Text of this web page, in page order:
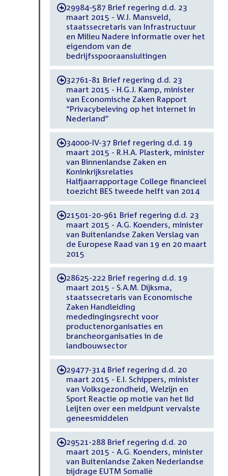
-29984-587 Brief regering d.d. 23
maart 2015 - W.J. Mansveld,
staatssecretaris van Infrastructuur
en Milieu Nadere informatie over het
eigendom van de
bedrijfsspooraansluitingen
-32761-81 Brief regering d.d. 23
maart 2015 - H.G.J. Kamp, minister
van Economische Zaken Rapport
“Privacybeleving op het internet in
Nederland”
-34000-IV-37 Brief regering d.d. 19
maart 2015 - R.H.A. Plasterk, minister
van Binnenlandse Zaken en
Koninkrijksrelaties
Halfjaarrapportage College financieel
toezicht BES tweede helft van 2014
-21501-20-961 Brief regering d.d. 23
maart 2015 - A.G. Koenders, minister
van Buitenlandse Zaken Verslag van
de Europese Raad van 19 en 20 maart
2015
-28625-222 Brief regering d.d. 19
maart 2015 - S.A.M. Dijksma,
staatssecretaris van Economische
Zaken Handleiding
mededingingsrecht voor
productenorganisaties en
brancheorganisaties in de
landbouwsector
-29477-314 Brief regering d.d. 20
maart 2015 - E.I. Schippers, minister
van Volksgezondheid, Welzijn en
Sport Reactie op motie van het lid
Leijten over een meldpunt vervalste
geneesmiddelen
-29521-288 Brief regering d.d. 20
maart 2015 - A.G. Koenders, minister
van Buitenlandse Zaken Nederlandse
bijdrage EUTM Somalië